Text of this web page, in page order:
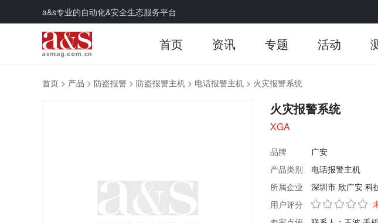
a&s专业的自动化&安全生态服务平台
首页 资讯 专题 活动
首页 > 产品 > 防盗报警 > 防盗报警主机 > 电话报警主机 > 火灾报警系统
火灾报警系统
XGA
品牌
广安
产品类别
电话报警主机
所属企业
深圳市 欣广安 科
用户评分